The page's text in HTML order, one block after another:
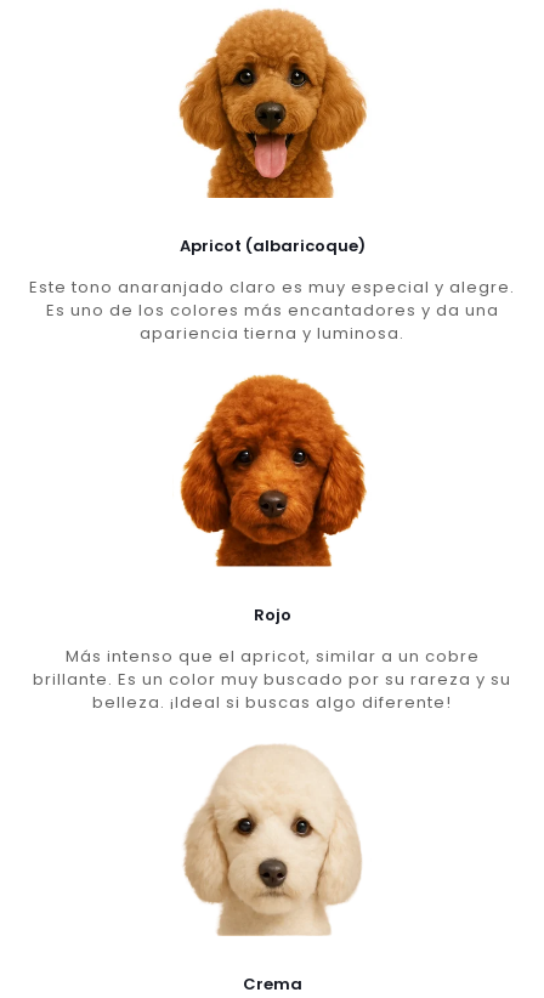
Apricot (albaricoque)
Este tono anaranjado claro es muy especial y alegre.
Es uno de los colores más encantadores y da una
apariencia tierna y luminosa.
Rojo
Más intenso que el apricot, similar a un cobre
brillante. Es un color muy buscado por su rareza y su
belleza. ¡Ideal si buscas algo diferente!
Crema